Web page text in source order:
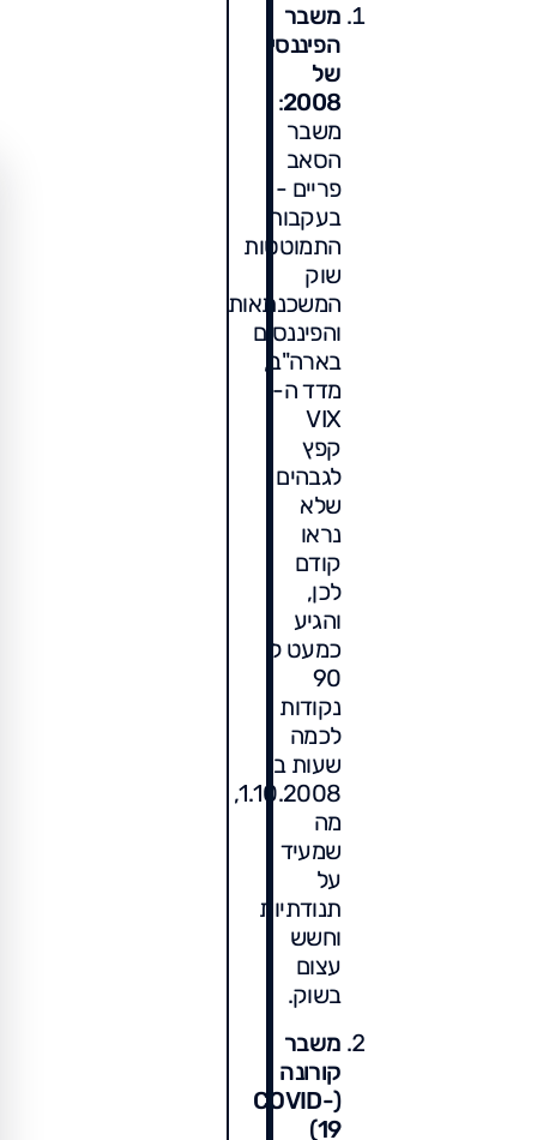
משבר
הפיננסי
של
2008
:
משבר
הסאב
פריים -
בעקבות
התמוטטות
שוק
המשכנתאות
והפיננסים
בארה"ב,
מדד ה-
VIX
קפץ
לגבהים
שלא
נראו
קודם
לכן,
והגיע
כמעט ל
90
נקודות
לכמה
שעות ב
1.10.2008,
מה
שמעיד
על
תנודתיות
וחשש
עצום
בשוק.
משבר
קורונה
(COVID-
19)